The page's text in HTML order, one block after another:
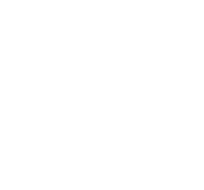
一工作階段
工